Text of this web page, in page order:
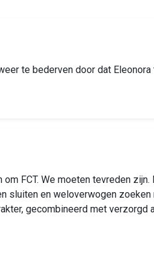
te bederven door dat Eleonora te
FCT. We moeten tevreden
sluiten en weloverwogen zoeken
gecombineerd met verzorgd